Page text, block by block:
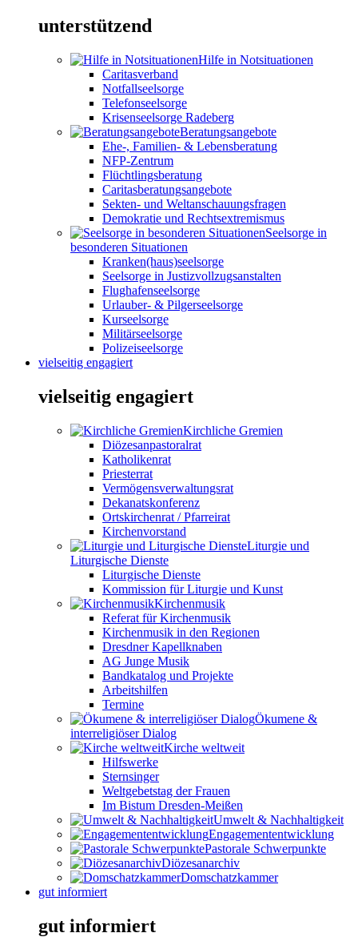
unterstützend
Hilfe in Notsituationen
Caritasverband
Notfallseelsorge
Telefonseelsorge
Krisenseelsorge Radeberg
Beratungsangebote
Ehe-, Familien- & Lebensberatung
NFP-Zentrum
Flüchtlingsberatung
Caritasberatungsangebote
Sekten- und Weltanschauungsfragen
Demokratie und Rechtsextremismus
Seelsorge in
besonderen Situationen
Kranken(haus)seelsorge
Seelsorge in Justizvollzugsanstalten
Flughafenseelsorge
Urlauber- & Pilgerseelsorge
Kurseelsorge
Militärseelsorge
Polizeiseelsorge
vielseitig engagiert
vielseitig engagiert
Kirchliche Gremien
Diözesanpastoralrat
Katholikenrat
Priesterrat
Vermögensverwaltungsrat
Dekanatskonferenz
Ortskirchenrat / Pfarreirat
Kirchenvorstand
Liturgie und
Liturgische Dienste
Liturgische Dienste
Kommission für Liturgie und Kunst
Kirchenmusik
Referat für Kirchenmusik
Kirchenmusik in den Regionen
Dresdner Kapellknaben
AG Junge Musik
Bandkatalog und Projekte
Arbeitshilfen
Termine
Ökumene &
interreligiöser Dialog
Kirche weltweit
Hilfswerke
Sternsinger
Weltgebetstag der Frauen
Im Bistum Dresden-Meißen
Umwelt & Nachhaltigkeit
Engagemententwicklung
Pastorale Schwerpunkte
Diözesanarchiv
Domschatzkammer
gut informiert
gut informiert